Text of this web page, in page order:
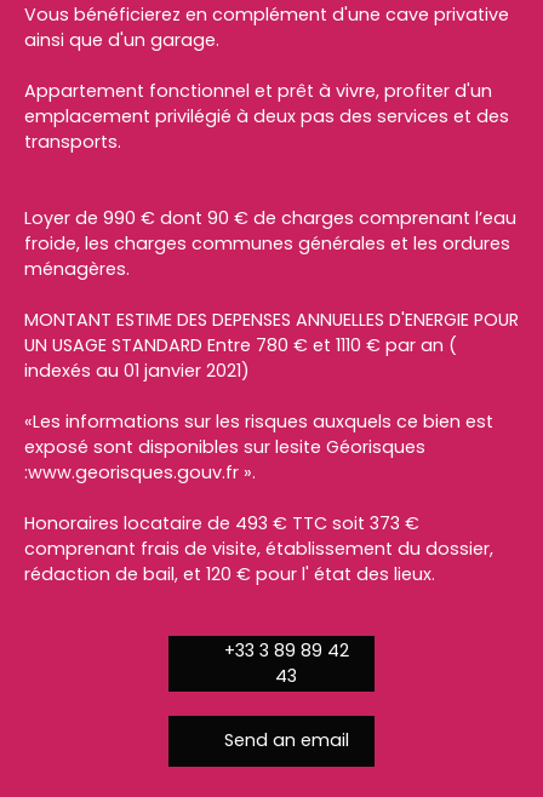
Vous bénéficierez en complément d'une cave privative
ainsi que d'un garage.
Appartement fonctionnel et prêt à vivre, profiter d'un
emplacement privilégié à deux pas des services et des
transports.
Loyer de 990 € dont 90 € de charges comprenant l’eau
froide, les charges communes générales et les ordures
ménagères.
MONTANT ESTIME DES DEPENSES ANNUELLES D'ENERGIE POUR
UN USAGE STANDARD Entre 780 € et 1110 € par an (
indexés au 01 janvier 2021)
«Les informations sur les risques auxquels ce bien est
exposé sont disponibles sur lesite Géorisques
:www.georisques.gouv.fr ».
Honoraires locataire de 493 € TTC soit 373 €
comprenant frais de visite, établissement du dossier,
rédaction de bail, et 120 € pour l' état des lieux.
+33 3 89 89 42
43
Send an email